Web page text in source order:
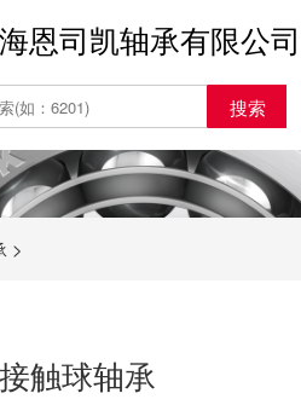
海恩司凯轴承有限公司
搜索
>
触球轴承